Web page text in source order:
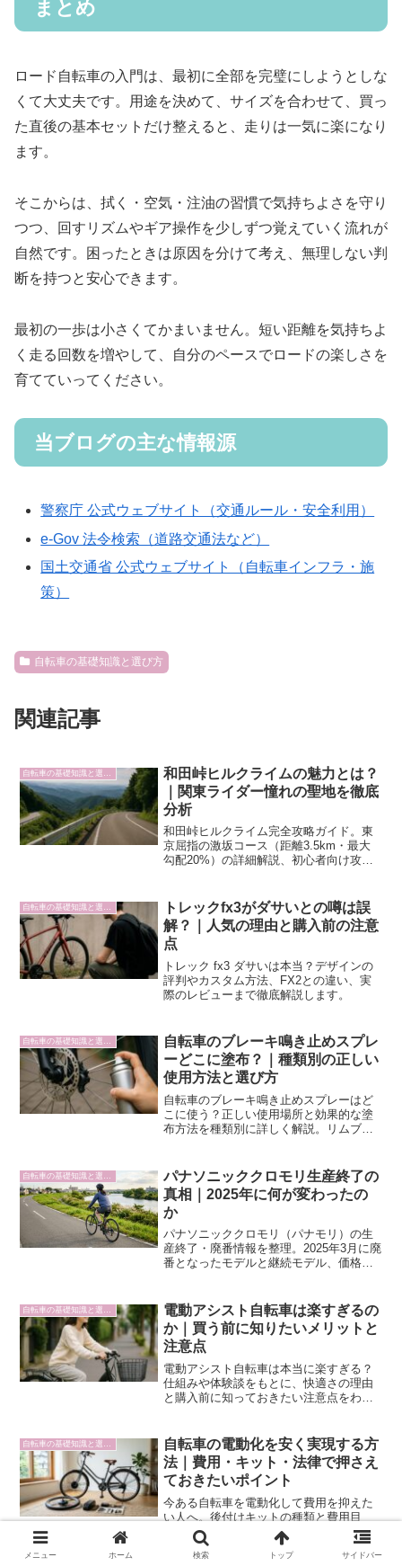
まとめ
ロード自転車の入門は、最初に全部を完璧にしようとしな
くて大丈夫です。用途を決めて、サイズを合わせて、買っ
た直後の基本セットだけ整えると、走りは一気に楽になり
ます。
そこからは、拭く・空気・注油の習慣で気持ちよさを守り
つつ、回すリズムやギア操作を少しずつ覚えていく流れが
自然です。困ったときは原因を分けて考え、無理しない判
断を持つと安心できます。
最初の一歩は小さくてかまいません。短い距離を気持ちよ
く走る回数を増やして、自分のペースでロードの楽しさを
育てていってください。
当ブログの主な情報源
警察庁 公式ウェブサイト（交通ルール・安全利用）
e-Gov 法令検索（道路交通法など）
国土交通省 公式ウェブサイト（自転車インフラ・施
策）
自転車の基礎知識と選び方
関連記事
和田峠ヒルクライムの魅力とは？
｜関東ライダー憧れの聖地を徹底
分析
和田峠ヒルクライム完全攻略ガイド。東
京屈指の激坂コース（距離3.5km・最大
勾配20%）の詳細解説、初心者向け攻略
しむための実践的情報が満載です。
自転車の基礎知識と選び方
トレックfx3がダサいとの噂は誤
解？｜人気の理由と購入前の注意
点
トレック fx3 ダサいは本当？デザインの
評判やカスタム方法、FX2との違い、実
際のレビューまで徹底解説します。
自転車の基礎知識と選び方
自転車のブレーキ鳴き止めスプレ
ーどこに塗布？｜種類別の正しい
使用方法と選び方
自転車のブレーキ鳴き止めスプレーはど
こに使う？正しい使用場所と効果的な塗
布方法を種類別に詳しく解説。リムブレ
方まで完全ガイド。
パナソニッククロモリ生産終了の
真相｜2025年に何が変わったの
か
パナソニッククロモリ（パナモリ）の生
産終了・廃番情報を整理。2025年3月に廃
番となったモデルと継続モデル、価格改
自転車の基礎知識と選び方
電動アシスト自転車は楽すぎるの
か｜買う前に知りたいメリットと
注意点
電動アシスト自転車は本当に楽すぎる？
仕組みや体験談をもとに、快適さの理由
と購入前に知っておきたい注意点をわか
自転車の基礎知識と選び方
自転車の電動化を安く実現する方
法｜費用・キット・法律で押さえ
ておきたいポイント
今ある自転車を電動化して費用を抑えた
い人へ。後付けキットの種類と費用目
安、DIYと業者依頼の違い、法律の要点、
安全な選び方まで必要な情報をひとまと
めにしました。
メニュー ホーム 検索 トップ サイドバー